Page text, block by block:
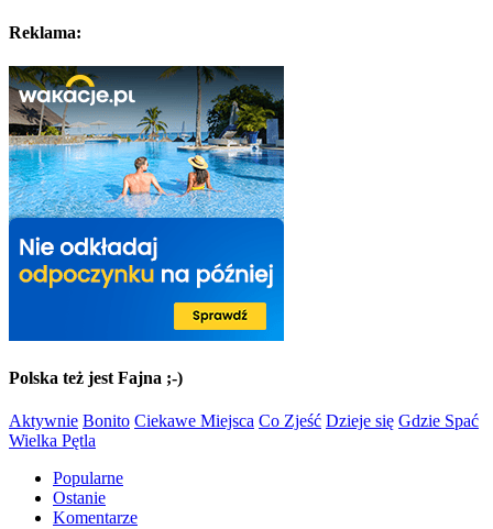
Reklama:
Polska też jest Fajna ;-)
Aktywnie Bonito Ciekawe Miejsca Co Zjeść Dzieje się Gdzie Spać
Wielka Pętla
Popularne
Ostanie
Komentarze